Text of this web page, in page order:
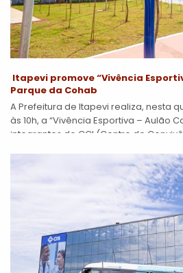
Itapevi promove “Vivência
Parque da Cohab
A Prefeitura de Itapevi realiza, nesta
às 10h, a “Vivência Esportiva – Aulão
integrantes do CCI (Centro de